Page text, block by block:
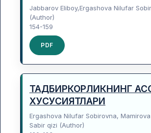
Jabbarov Eliboy,Ergashova Nilufar
(Author)
154-159
PDF
ТАДБИРКОРЛИКНИНГ
ХУСУСИЯТЛАРИ
Ergashova Nilufar Sobirovna,
Sabir qizi (Author)